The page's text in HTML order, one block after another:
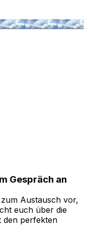
Gespräch an
Austausch vor,
euch über die
den perfekten